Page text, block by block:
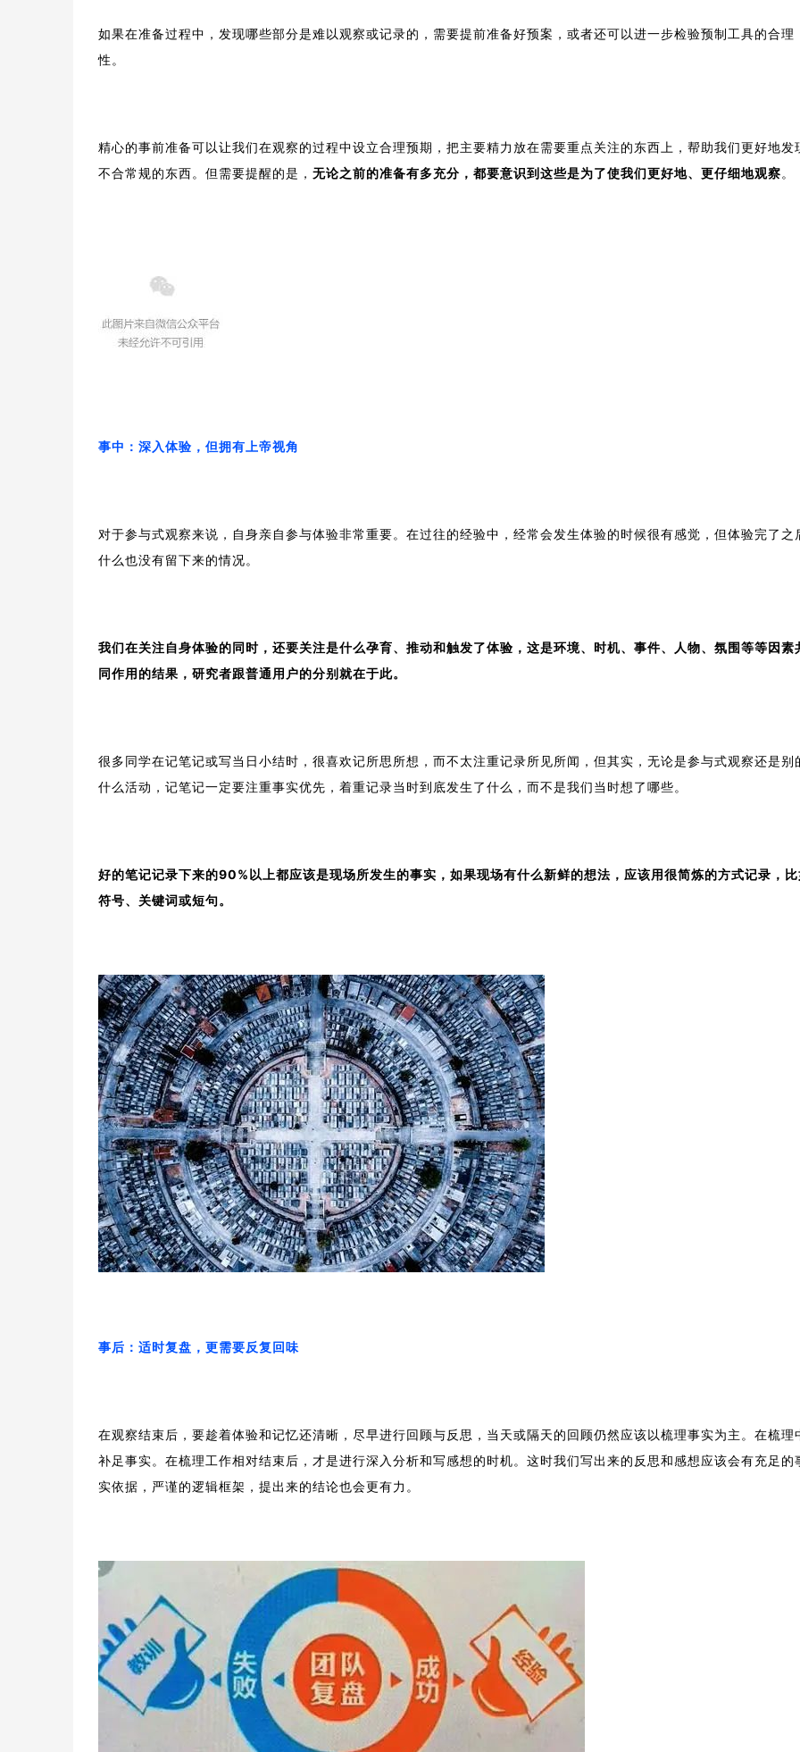
如果在准备过程中，发现哪些部分是难以观察或记录的，需要提前准备好预案，或者还可以进一步检验预制工具的合理
性。
精心的事前准备可以让我们在观察的过程中设立合理预期，把主要精力放在需要重点关注的东西上，帮助我们更好地发
不合常规的东西。但需要提醒的是， 无论之前的准备有多充分，都要意识到这些是为了使我们更好地、更仔细地观察。
事中：深入体验，但拥有上帝视角
对于参与式观察来说，自身亲自参与体验非常重要。在过往的经验中，经常会发生体验的时候很有感觉，但体验完了之
什么也没有留下来的情况。
我们在关注自身体验的同时，还要关注是什么孕育、推动和触发了体验，这是环境、时机、事件、人物、氛围等等因素
同作用的结果，研究者跟普通用户的分别就在于此。
很多同学在记笔记或写当日小结时，很喜欢记所思所想，而不太注重记录所见所闻，但其实，无论是参与式观察还是别
什么活动，记笔记一定要注重事实优先，着重记录当时到底发生了什么，而不是我们当时想了哪些。
好的笔记记录下来的90%以上都应该是现场所发生的事实，如果现场有什么新鲜的想法，应该用很简炼的方式记录，
符号、关键词或短句。
事后：适时复盘，更需要反复回味
在观察结束后，要趁着体验和记忆还清晰，尽早进行回顾与反思，当天或隔天的回顾仍然应该以梳理事实为主。 在梳理
补足事实。 在梳理工作相对结束后，才是进行深入分析和写感想的时机。 这时我们写出来的反思和感想应该会有充足的
实依据，严谨的逻辑框架，提出来的结论也会更有力。